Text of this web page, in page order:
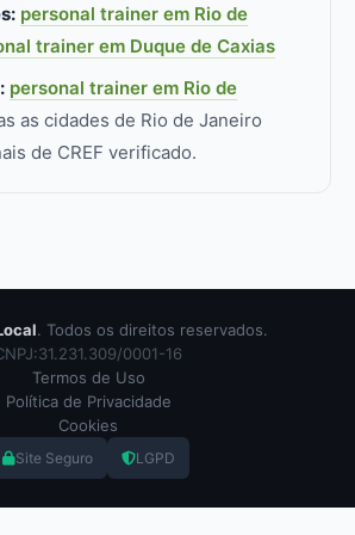
personal trainer em Rio de
trainer em Duque de Caxias
personal trainer em Rio de
as cidades de Rio de Janeiro
de CREF verificado.
. Todos os direitos reservados.
0001-16
Termos de Uso
Política de Privacidade
Cookies
Site Seguro LGPD